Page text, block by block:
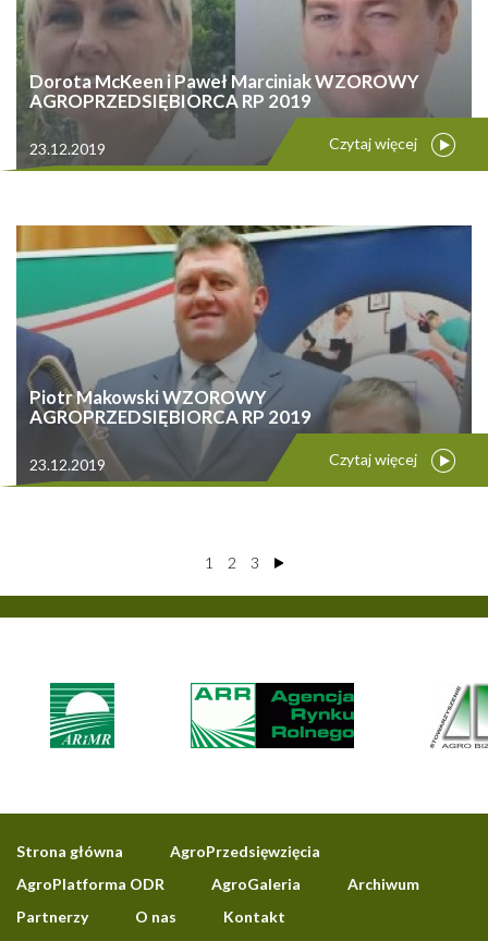
Dorota McKeen i Paweł Marciniak WZOROWY
AGROPRZEDSIĘBIORCA RP 2019
23.12.2019 Czytaj więcej
Piotr Makowski WZOROWY
AGROPRZEDSIĘBIORCA RP 2019
23.12.2019 Czytaj więcej
1 2 3
Strona główna
AgroPrzedsięwzięcia
AgroPlatforma ODR
AgroGaleria
Archiwum
Partnerzy
O nas Kontakt